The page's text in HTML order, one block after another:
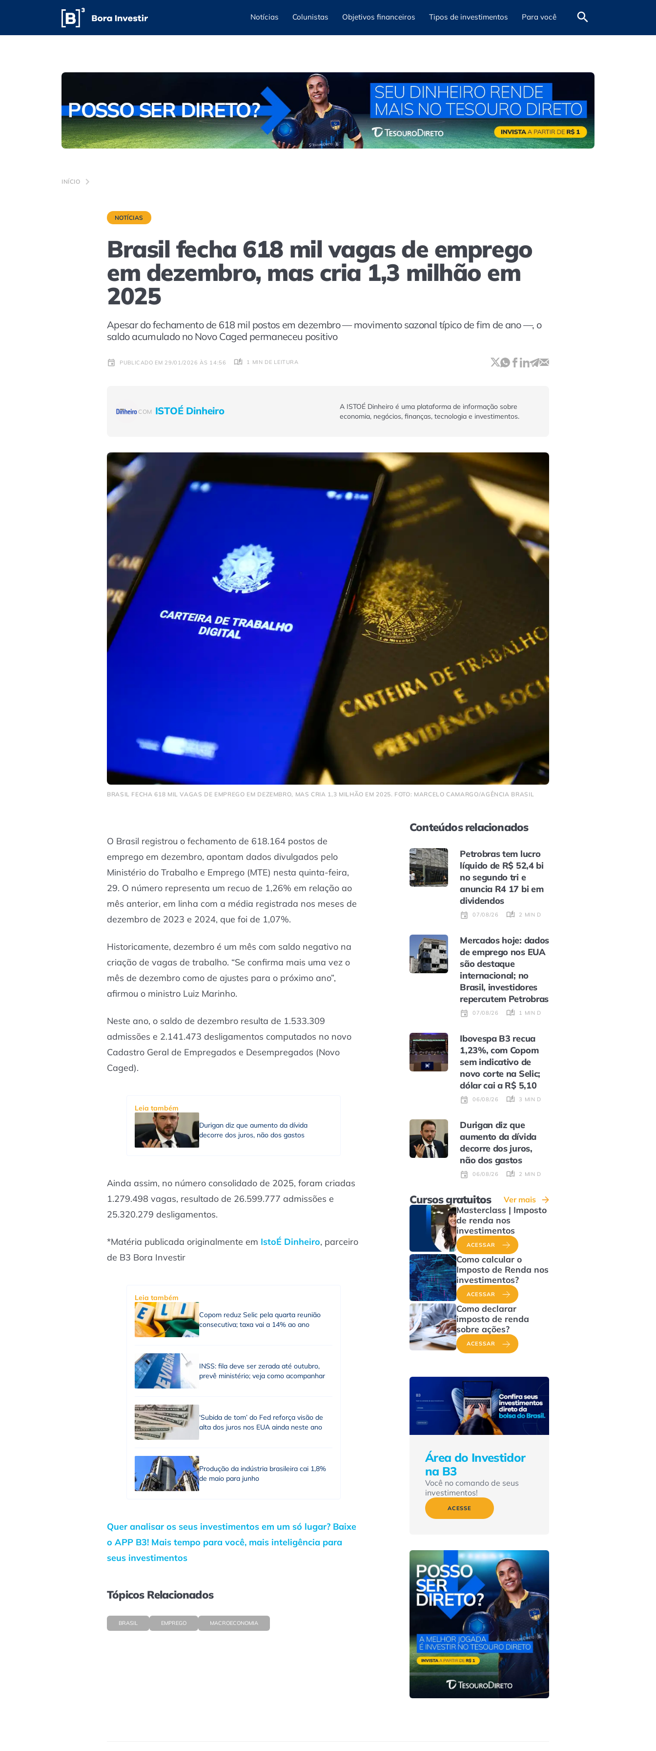
Notícias Colunistas Objetivos financeiros Tipos de investimentos Para você
INÍCIO
NOTÍCIAS
Brasil fecha 618 mil vagas de emprego
em dezembro, mas cria 1,3 milhão em
2025
Apesar do fechamento de 618 mil postos em dezembro — movimento sazonal típico de fim de ano —, o
saldo acumulado no Novo Caged permaneceu positivo
PUBLICADO EM 29/01/2026 ÀS 14:56 1 MIN DE LEITURA
COM ISTOÉ Dinheiro
A ISTOÉ Dinheiro é uma plataforma de informação sobre
economia, negócios, finanças, tecnologia e investimentos.
BRASIL FECHA 618 MIL VAGAS DE EMPREGO EM DEZEMBRO, MAS CRIA 1,3 MILHÃO EM 2025. FOTO: MARCELO CAMARGO/AGÊNCIA BRASIL
O Brasil registrou o fechamento de 618.164 postos de
emprego em dezembro, apontam dados divulgados pelo
Ministério do Trabalho e Emprego (MTE) nesta quinta-feira,
29. O número representa um recuo de 1,26% em relação ao
mês anterior, em linha com a média registrada nos meses de
dezembro de 2023 e 2024, que foi de 1,07%.
Historicamente, dezembro é um mês com saldo negativo na
criação de vagas de trabalho. “Se confirma mais uma vez o
mês de dezembro como de ajustes para o próximo ano”,
afirmou o ministro Luiz Marinho.
Neste ano, o saldo de dezembro resulta de 1.533.309
admissões e 2.141.473 desligamentos computados no novo
Cadastro Geral de Empregados e Desempregados (Novo
Caged).
Leia também
Durigan diz que aumento da dívida
decorre dos juros, não dos gastos
Ainda assim, no número consolidado de 2025, foram criadas
1.279.498 vagas, resultado de 26.599.777 admissões e
25.320.279 desligamentos.
*Matéria publicada originalmente em IstoÉ Dinheiro, parceiro
de B3 Bora Investir
Leia também
Copom reduz Selic pela quarta reunião
consecutiva; taxa vai a 14% ao ano
INSS: fila deve ser zerada até outubro,
prevê ministério; veja como acompanhar
‘Subida de tom’ do Fed reforça visão de
alta dos juros nos EUA ainda neste ano
Produção da indústria brasileira cai 1,8%
de maio para junho
Quer analisar os seus investimentos em um só lugar? Baixe
o APP B3! Mais tempo para você, mais inteligência para
seus investimentos
Tópicos Relacionados
BRASIL EMPREGO MACROECONOMIA
Conteúdos relacionados
Petrobras tem lucro
líquido de R$ 52,4 bi
no segundo tri e
anuncia R4 17 bi em
dividendos
07/08/26 2 MIN DE LEITURA
Mercados hoje: dados
de emprego nos EUA
são destaque
internacional; no
Brasil, investidores
repercutem Petrobras
07/08/26 1 MIN DE LEITURA
Ibovespa B3 recua
1,23%, com Copom
sem indicativo de
novo corte na Selic;
dólar cai a R$ 5,10
06/08/26 3 MIN DE LEITURA
Durigan diz que
aumento da dívida
decorre dos juros,
não dos gastos
06/08/26 2 MIN DE LEITURA
Cursos gratuitos Ver mais
Masterclass | Imposto
de renda nos
investimentos
ACESSAR
Como calcular o
Imposto de Renda nos
investimentos?
ACESSAR
Como declarar
imposto de renda
sobre ações?
ACESSAR
Área do Investidor
na B3
Você no comando de seus
investimentos!
ACESSE